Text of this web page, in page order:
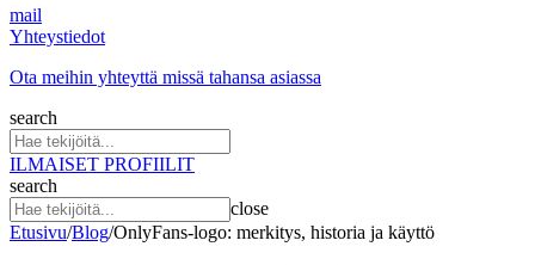
mail
Yhteystiedot
Ota meihin yhteyttä missä tahansa asiassa
search
ILMAISET PROFIILIT
search
close
Etusivu/Blog/OnlyFans-logo: merkitys, historia ja käyttö